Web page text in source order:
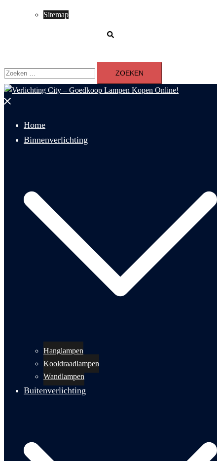
Sitemap
Zoeken
naar:
Menu
Home
Binnenverlichting
Hanglampen
Kooldraadlampen
Wandlampen
Buitenverlichting